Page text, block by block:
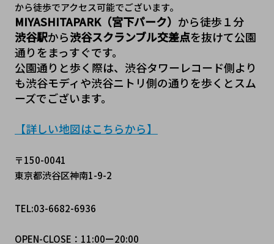
から徒歩でアクセス可能でございます。
MIYASHITAPARK（宮下パーク） から徒歩１分
渋谷駅から渋谷スクランブル交差点を抜けて公園
通りをまっすぐです。
公園通りと歩く際は、渋谷タワーレコード側より
も渋谷モディや渋谷ニトリ側の通りを歩くとスム
ーズでございます。
【詳しい地図はこちらから】
〒150-0041
東京都渋谷区神南1-9-2
TEL:03-6682-6936
OPEN-CLOSE：11:00ー20:00